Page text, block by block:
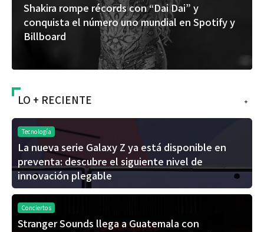
“Donde quiera que estés”
del universo de
álbum de estudio
“Dai Dai” y
mundial en Spotify y
+
LO + RECIENTE
Tecnología
La nueva serie Galaxy Z ya está disponible en
preventa: descubre el siguiente nivel de
innovación plegable
Conciertos
Stranger Sounds llega a Guatemala con